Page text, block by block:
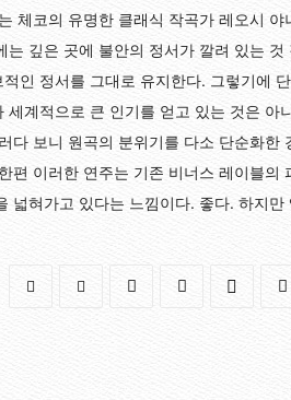
체코의 유명한 클래식 작곡가 레오시
는 깊은 곳에 불안의 정서가 깔려 있는
인 정서를 그대로 유지한다. 그렇기에
세계적으로 큰 인기를 얻고 있는 것은
다 보니 원곡의 분위기를 다소 단순화
편 이러한 연주는 기존 비너스 레이블
넓혀가고 있다는 느낌이다. 좋다. 하지